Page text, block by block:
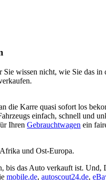
wissen nicht, wie Sie das
die Karre quasi sofort los
einfach, schnell und
Ihren Gebrauchtwagen ein
und Ost-Europa.
bis das Auto verkauft ist.
mobile.de, autoscout24.de,